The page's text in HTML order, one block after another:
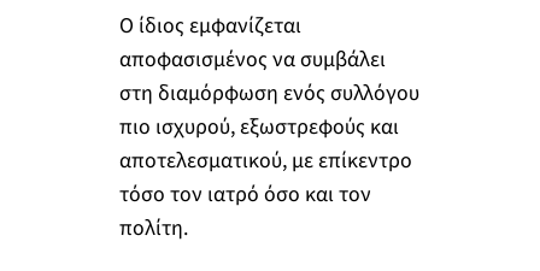
Ο ίδιος εμφανίζεται
αποφασισμένος να συμβάλει
στη διαμόρφωση ενός συλλόγου
πιο ισχυρού, εξωστρεφούς και
αποτελεσματικού, με επίκεντρο
τόσο τον ιατρό όσο και τον
πολίτη.